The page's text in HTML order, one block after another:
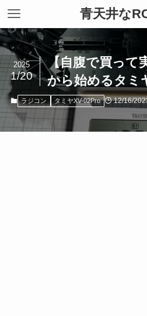
青天井な
【自腹で買って
から始めるタミ
2025
1/20
ラジコン タミヤXV-02Pro 12/16/